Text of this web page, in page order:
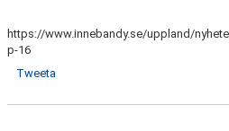
https://www.innebandy.se/uppland/
p-16
Tweeta